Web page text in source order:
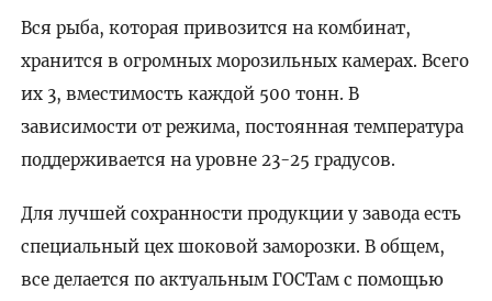
Вся рыба, которая привозится на комбинат,
хранится в огромных морозильных камерах. Всего
их 3, вместимость каждой 500 тонн. В
зависимости от режима, постоянная температура
поддерживается на уровне 23-25 градусов.
Для лучшей сохранности продукции у завода есть
специальный цех шоковой заморозки. В общем,
все делается по актуальным ГОСТам с помощью